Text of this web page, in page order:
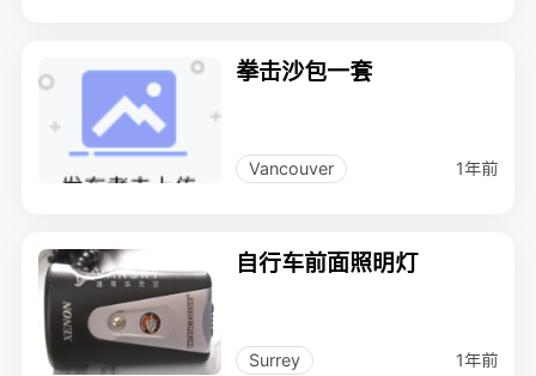
拳击沙包一套
Vancouver 1年前
自行车前面照明灯
Surrey 1年前